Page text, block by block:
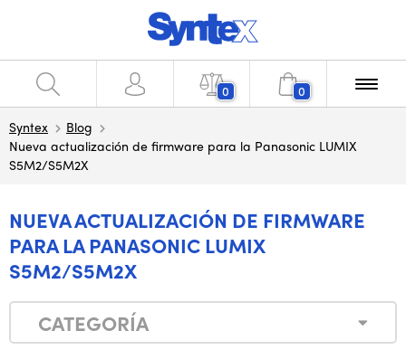
0 0
Syntex
Blog
Nueva actualización de firmware para la Panasonic LUMIX
S5M2/S5M2X
NUEVA ACTUALIZACIÓN DE FIRMWARE
PARA LA PANASONIC LUMIX
S5M2/S5M2X
CATEGORÍA